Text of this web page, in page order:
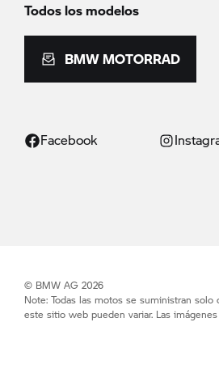
Todos los modelos
BMW MOTORRAD
Facebook
© BMW AG 2026
Note: Todas las motos se suministran
este sitio web pueden variar. Las